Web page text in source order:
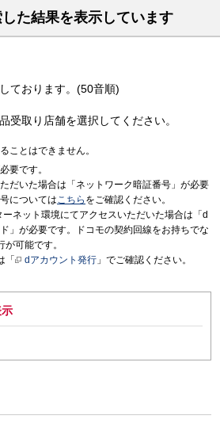
た結果を表示しています
ております。(50音順)
受取り店舗を選択してください。
ことはできません。
要です。
だいた場合は「ネットワーク暗証番号」が必要
についてはこちら をご確認ください。
ネット環境にてアクセスいただいた場合は「d
」が必要です。ドコモの契約回線をお持ちでな
可能です。
「
dアカウント発行 」でご確認ください。